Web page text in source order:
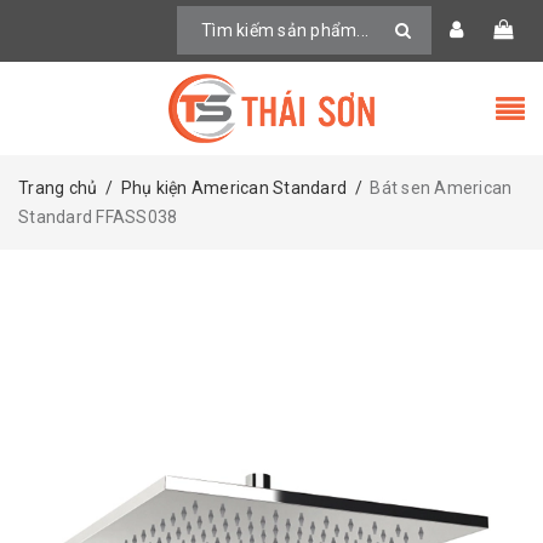
Trang chủ / Phụ kiện American Standard / Bát sen American
Standard FFASS038